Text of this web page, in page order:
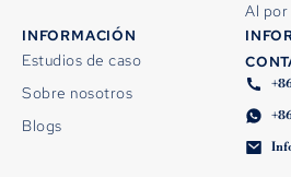
Al
INFORMACIÓN
Estudios de caso
Sobre nosotros
Blogs